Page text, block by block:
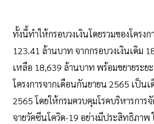
ทั้งนี้ทำให้กรอบวงเงินโดยรวมของโครง
123.41 ล้านบาท จากกรอบวงเงินเดิม
เหลือ 18,639 ล้านบาท พร้อมขยายระย
โครงการจากเดือนกันยายน 2565 เป็น
2565 โดยให้กรมควบคุมโรคบริหารการ
จายวัคซีนโควิด-19 อย่างมีประสิทธิภาพ